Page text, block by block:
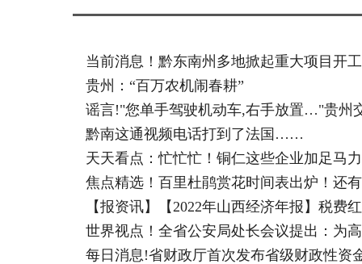
当前消息！黔东南州多地掀起重大项目开
贵州：“百万农机闹春耕”
谣言!"您单手驾驶机动车,右手放置…"贵州
黔南这通视频电话打到了法国……
天天看点：忙忙忙！铜仁这些企业加足马
焦点精选！百里杜鹃赏花时间表出炉！还
【报资讯】【2022年山西经济年报】税费
世界视点！全省公安局处长会议提出：为
每日消息!省财政厅首次发布省级财政性资